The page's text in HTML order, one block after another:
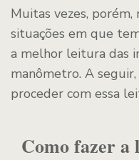
Muitas vezes, porém,
situações em que
a melhor leitura das
manômetro. A
proceder com essa
Como fazer a